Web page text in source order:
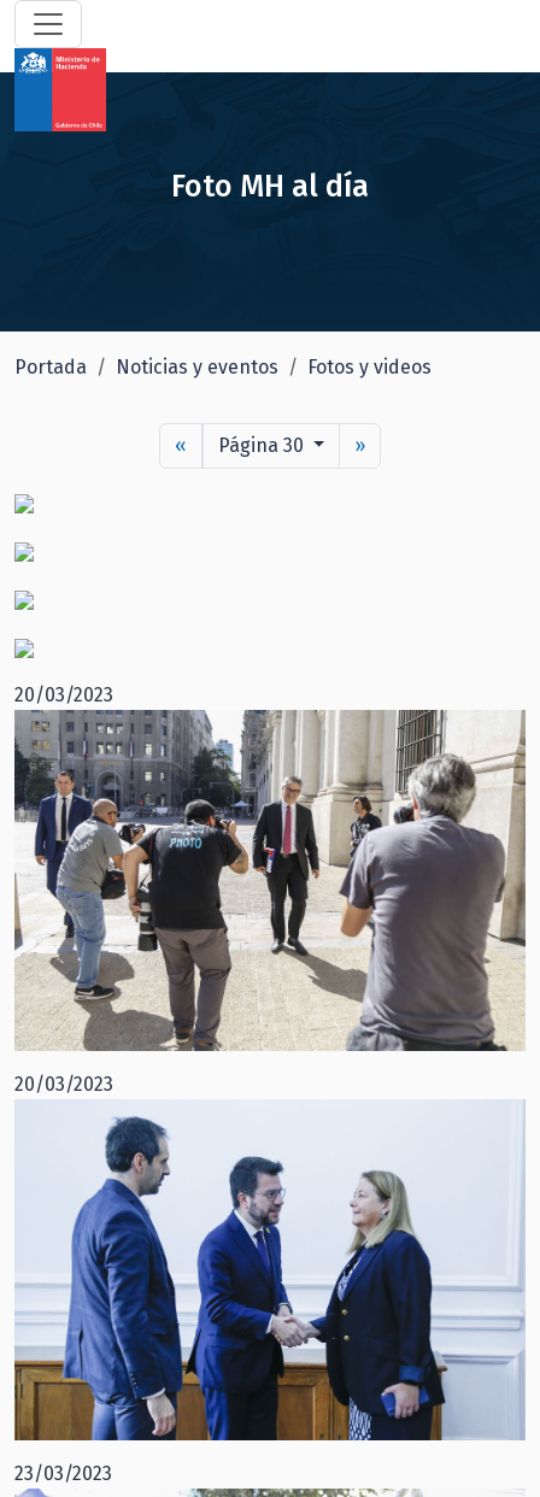
Foto MH al día
Portada Noticias y eventos Fotos y videos
« Página 30 »
20/03/2023
20/03/2023
23/03/2023